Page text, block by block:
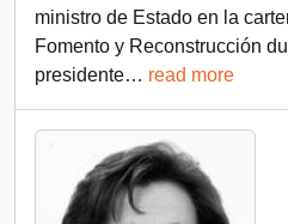
ministro de Estado en la
Fomento y Reconstrucción
presidente… read more